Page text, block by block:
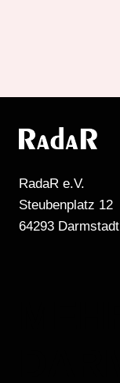
RadaR e.V.
Steubenplatz 12
64293 Darmstadt